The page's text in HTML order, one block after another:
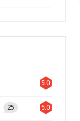
5.0
25 5.0